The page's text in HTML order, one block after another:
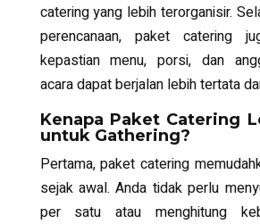
catering yang lebih terorganisir.
perencanaan, paket catering
kepastian menu, porsi, dan
acara dapat berjalan lebih tertata
Kenapa Paket Catering
untuk Gathering?
Pertama, paket catering
sejak awal. Anda tidak perlu
per satu atau menghitung